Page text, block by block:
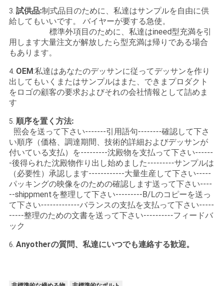
い
地
図
PRIVACY
POLICY
3. 試供品:制式品目のために、私達はサンプルを自由に供
給してもいいです。 バイヤーが要する急使。
標準外項目のために、私達はineed型充満を引
用します大量注文が解放したら型充満は帰りである場合
もあります。
4. OEM:私達はあなたのデッサンに従ってデッサンを作り
出してもいくまたはサンプルはまた、できまプロダクト
をロゴの顧客の要求およびそれの会社情報として詰めま
す
5. 順序を置く方法:
照会を送って下さい-------引用語句--------確認して下さ
い順序（価格、調達期間、技術的詳細およびデッサンが
付いている支払）を---------沈殿物を支払って下さい------
-後得られた沈殿物作り出し始めました---------サンプルは
（必要性）承認します------------大量生産して下さい-----
パッキングの映像をのための確認します送って下さい----
--shippmentを整理して下さい---------B/Lのコピーを送っ
て下さい-------------バランスの支払を支払って下さい-----
-----整理のための文書を送って下さい----------フィードバ
ック
6. Anyotherの質問、私達にいつでも連絡する歓迎。